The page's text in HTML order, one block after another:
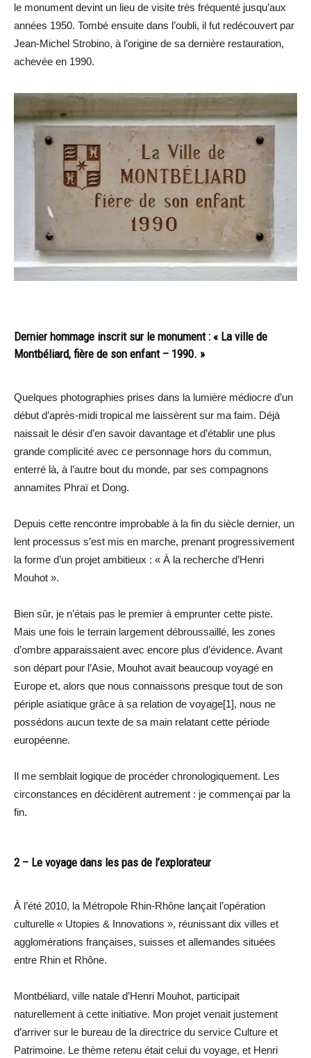
le monument devint un lieu de visite très fréquenté jusqu’aux
années 1950. Tombé ensuite dans l’oubli, il fut redécouvert par
Jean-Michel Strobino, à l’origine de sa dernière restauration,
achevée en 1990.
Dernier hommage inscrit sur le monument : « La ville de
Montbéliard, fière de son enfant – 1990. »
Quelques photographies prises dans la lumière médiocre d’un
début d’après-midi tropical me laissèrent sur ma faim. Déjà
naissait le désir d’en savoir davantage et d’établir une plus
grande complicité avec ce personnage hors du commun,
enterré là, à l’autre bout du monde, par ses compagnons
annamites Phraï et Dong.
Depuis cette rencontre improbable à la fin du siècle dernier, un
lent processus s’est mis en marche, prenant progressivement
la forme d’un projet ambitieux : « À la recherche d’Henri
Mouhot ».
Bien sûr, je n’étais pas le premier à emprunter cette piste.
Mais une fois le terrain largement débroussaillé, les zones
d’ombre apparaissaient avec encore plus d’évidence. Avant
son départ pour l’Asie, Mouhot avait beaucoup voyagé en
Europe et, alors que nous connaissons presque tout de son
périple asiatique grâce à sa relation de voyage[1], nous ne
possédons aucun texte de sa main relatant cette période
européenne.
Il me semblait logique de procéder chronologiquement. Les
circonstances en décidèrent autrement : je commençai par la
fin.
2 – Le voyage dans les pas de l’explorateur
À l’été 2010, la Métropole Rhin-Rhône lançait l’opération
culturelle « Utopies & Innovations », réunissant dix villes et
agglomérations françaises, suisses et allemandes situées
entre Rhin et Rhône.
Montbéliard, ville natale d’Henri Mouhot, participait
naturellement à cette initiative. Mon projet venait justement
d’arriver sur le bureau de la directrice du service Culture et
Patrimoine. Le thème retenu était celui du voyage, et Henri